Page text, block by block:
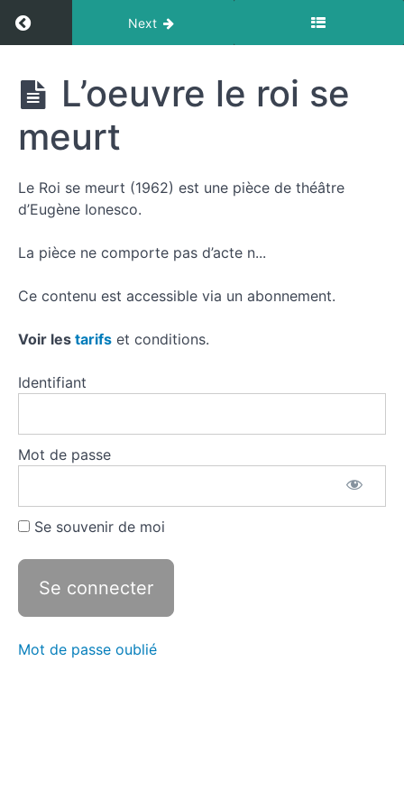
Return to course: Le Roi se meurt
Next
Le Roi
se
meurt
Le
roi
meurt
meurt
se meurt
dans les
Travailler
meurt
Quiz
L’oeuvre le roi se
meurt
Le Roi se meurt (1962) est une pièce de théâtre
d’Eugène Ionesco.
La pièce ne comporte pas d’acte n...
Ce contenu est accessible via un abonnement.
Voir les tarifs et conditions.
Identifiant
Mot de passe
Se souvenir de moi
Mot de passe oublié